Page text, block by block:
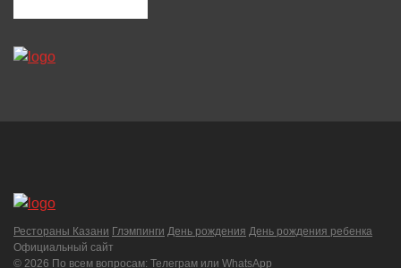
Рестораны Казани Глэмпинги День рождения День рождения ребенка
Официальный сайт
© 2026 По всем вопросам: Телеграм или WhatsApp